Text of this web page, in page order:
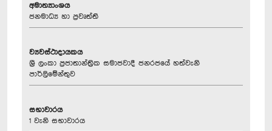
අමාත්‍යාංශය
ජනමාධ්‍ය හා ප්‍රවෘත්ති
ව්‍යවස්ථාදායකය
ශ්‍රී ලංකා ප්‍රජාතාන්ත්‍රික සමාජවාදී ජනරජයේ හත්වැනි
පාර්ලිමේන්තුව
සභාවාරය
1 වැනි සභාවාරය